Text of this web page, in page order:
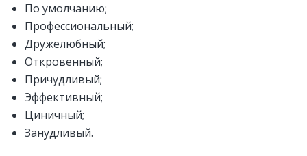
По умолчанию;
Профессиональный;
Дружелюбный;
Откровенный;
Причудливый;
Эффективный;
Циничный;
Занудливый.